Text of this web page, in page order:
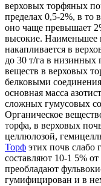
верховых торфяных
пределах 0,5-2%, в то
оно чаще превышает
высокие. Наименьшее
накапливается в
до 30 т/га в низинных
веществ в верховых
белковыми
основная масса
сложных гумусовых
Органическое
торфа, в верховых
целлюлозой,
Торф этих почв слабо
составляют 10-1 5%
преобладают
гумифицирован и в